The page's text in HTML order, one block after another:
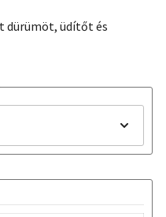
dürümöt, üdítőt és